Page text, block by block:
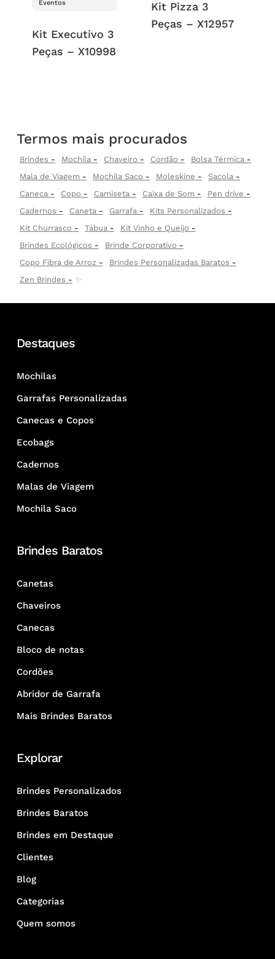
Eventos
Kit Executivo 3
Peças – X10998
Kit Pizza 3
Peças – X12957
Termos mais procurados
Brindes Mochila Chaveiro Cordão
Bolsa Térmica
Mala de Viagem
Mochila Saco Moleskine
Sacola
Caneca
Copo Camiseta Caixa de Som
Pen drive
Cadernos
Caneta Garrafa
Kits Personalizados
Kit Churrasco
Tábua
Kit Vinho e Queijo
Brindes Ecológicos
Brinde Corporativo
Copo Fibra de Arroz
Brindes Personalizadas Baratos
Zen Brindes
✨
Destaques
Mochilas
Garrafas Personalizadas
Canecas e Copos
Ecobags
Cadernos
Malas de Viagem
Mochila Saco
Brindes Baratos
Canetas
Chaveiros
Canecas
Bloco de notas
Cordões
Abridor de Garrafa
Mais Brindes Baratos
Explorar
Brindes Personalizados
Brindes Baratos
Brindes em Destaque
Clientes
Blog
Categorias
Quem somos